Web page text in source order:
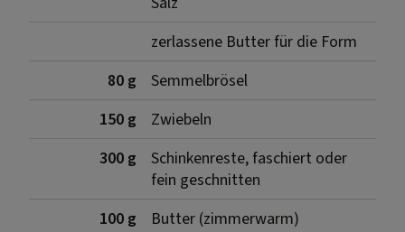
zerlassene Butter für die Form
80 g
Semmelbrösel
150 g
Zwiebeln
300 g
Schinkenreste, faschiert oder
fein geschnitten
100 g
Butter (zimmerwarm)